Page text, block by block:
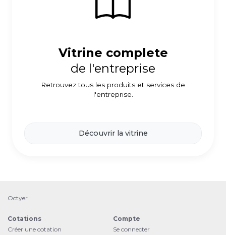
Vitrine complete
de l'entreprise
Retrouvez tous les produits et services de
l'entreprise.
Découvrir la vitrine
Octyer
Cotations
Créer une cotation
Compte
Se connecter